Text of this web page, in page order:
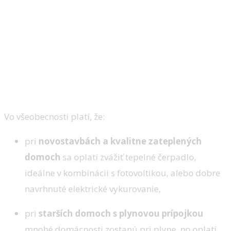
Vo všeobecnosti platí, že:
pri novostavbách a kvalitne zateplených
domoch sa oplatí zvážiť tepelné čerpadlo,
ideálne v kombinácii s fotovoltikou, alebo dobre
navrhnuté elektrické vykurovanie,
pri starších domoch s plynovou prípojkou